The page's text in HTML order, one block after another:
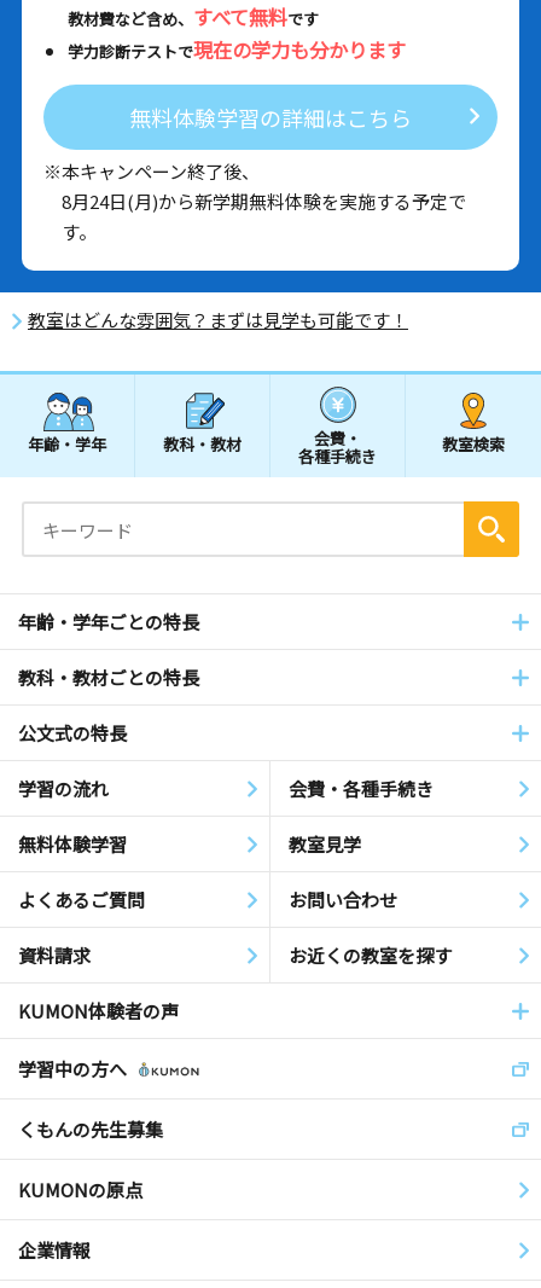
教材費など含め、 すべて無料です
学力診断テストで現在の学力も分かります
無料体験学習の詳細はこちら
※本キャンペーン終了後、
8月24日(月)から新学期無料体験を実施する予定で
す。
教室はどんな雰囲気？まずは見学も可能です！
年齢・学年 教科・教材 会費・
各種手続き
教室検索
年齢・学年ごとの特長
教科・教材ごとの特長
公文式の特長
学習の流れ 会費・各種手続き
無料体験学習 教室見学
よくあるご質問 お問い合わせ
資料請求 お近くの教室を探す
KUMON体験者の声
学習中の方へ
くもんの先生募集
KUMONの原点
企業情報